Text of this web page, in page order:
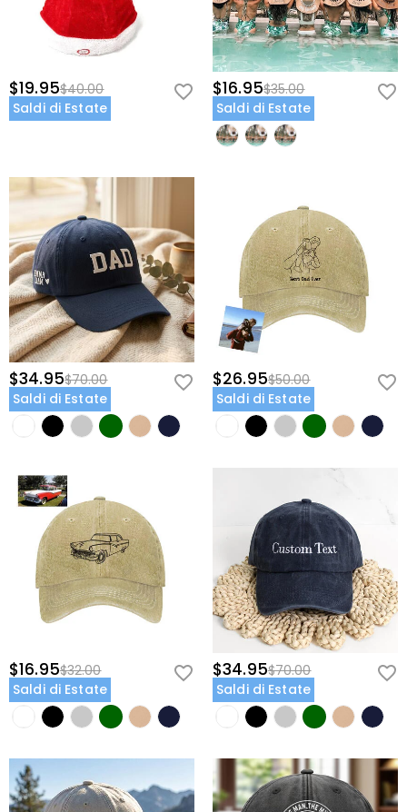
$19.95$40.00
Saldi di Estate
$16.95$35.00
Saldi di Estate
$34.95$70.00
Saldi di Estate
$26.95$50.00
Saldi di Estate
$16.95$32.00
Saldi di Estate
$34.95$70.00
Saldi di Estate